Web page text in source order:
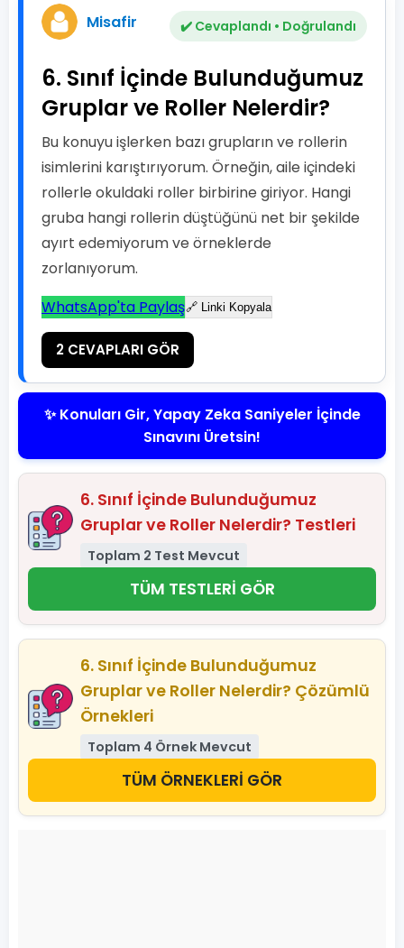
Misafir ✔️ Cevaplandı • Doğrulandı
6. Sınıf İçinde Bulunduğumuz
Gruplar ve Roller Nelerdir?
Bu konuyu işlerken bazı grupların ve rollerin
isimlerini karıştırıyorum. Örneğin, aile içindeki
rollerle okuldaki roller birbirine giriyor. Hangi
gruba hangi rollerin düştüğünü net bir şekilde
ayırt edemiyorum ve örneklerde
zorlanıyorum.
WhatsApp'ta Paylaş🔗 Linki Kopyala
2 CEVAPLARI GÖR
✨ Konuları Gir, Yapay Zeka Saniyeler İçinde
Sınavını Üretsin!
6. Sınıf İçinde Bulunduğumuz
Gruplar ve Roller Nelerdir? Testleri
Toplam 2 Test Mevcut
TÜM TESTLERİ GÖR
6. Sınıf İçinde Bulunduğumuz
Gruplar ve Roller Nelerdir? Çözümlü
Örnekleri
Toplam 4 Örnek Mevcut
TÜM ÖRNEKLERİ GÖR